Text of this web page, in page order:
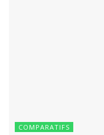
COMPARATIFS